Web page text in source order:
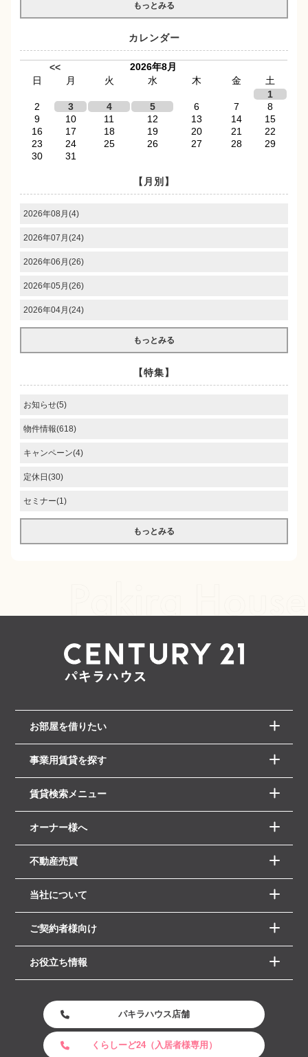
もっとみる
カレンダー
<<
2026年8月
日
月 火 水 木 金
土
1
2
3 4 5 6 7
8
9
10 11 12 13 14
15
16
17 18 19 20 21
22
23
24 25 26 27 28
29
30
31
【月別】
2026年08月(4)
2026年07月(24)
2026年06月(26)
2026年05月(26)
2026年04月(24)
もっとみる
【特集】
お知らせ(5)
物件情報(618)
キャンペーン(4)
定休日(30)
セミナー(1)
もっとみる
お部屋を借りたい
事業用賃貸を探す
賃貸検索メニュー
オーナー様へ
不動産売買
当社について
ご契約者様向け
お役立ち情報
パキラハウス店舗
くらしーど24（入居者様専用）